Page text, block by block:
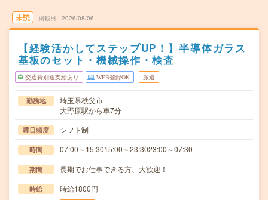
未読 掲載日 2026/08/06
【経験活かしてステップUP！】半導体ガラス
基板のセット・機械操作・検査
交通費別途支給あり WEB登録OK 派遣
勤務地
埼玉県秩父市
大野原駅から車7分
曜日頻度 シフト制
時間 07:00～15:3015:00～23:3023:00～07:30
期間 長期でお仕事できる方、大歓迎！
時給 時給1800円